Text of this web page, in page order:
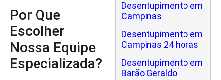
Por Que
Escolher
Nossa Equipe
Especializada?
Desentupimento em
Campinas
Desentupimento em
Campinas 24 horas
Desentupimento em
Barão Geraldo